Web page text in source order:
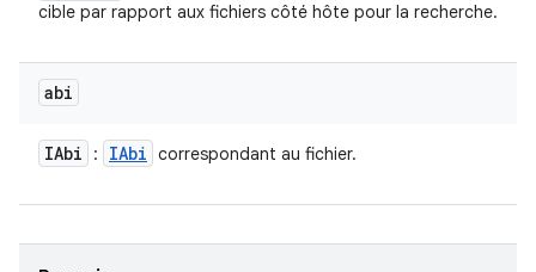
cible par rapport aux fichiers côté hôte pour la recherche.
abi
IAbi : IAbi correspondant au fichier.